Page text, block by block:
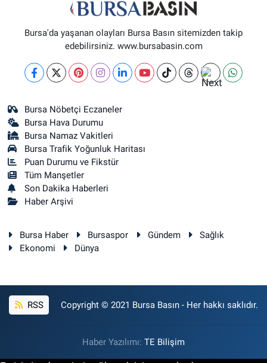
Bursa'da yaşanan olayları Bursa Basın sitemizden takip
edebilirsiniz. www.bursabasin.com
Bursa Nöbetçi Eczaneler
Bursa Hava Durumu
Bursa Namaz Vakitleri
Bursa Trafik Yoğunluk Haritası
Puan Durumu ve Fikstür
Tüm Manşetler
Son Dakika Haberleri
Haber Arşivi
Bursa Haber Bursaspor Gündem
Sağlık
Ekonomi
Dünya
RSS Copyright © 2021 Bursa Basın - Her hakkı saklıdır.
Haber Yazılımı: TE Bilişim